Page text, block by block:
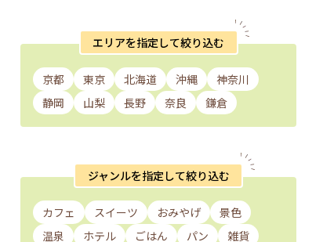
エリアを指定して絞り込む
京都 東京 北海道 沖縄
神奈川
静岡
山梨 長野 奈良 鎌倉
ジャンルを指定して絞り込む
カフェ スイーツ おみやげ
景色
温泉
ホテル ごはん パン
雑貨